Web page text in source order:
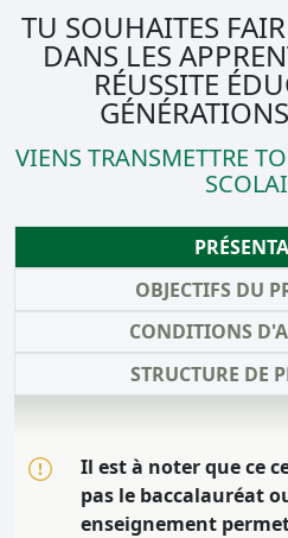
TU SOUHAITES
DANS LES
RÉUSSITE
VIENS TRANSMETTRE
OBJECTIFS DU
CONDITIONS
STRUCTURE DE
Il est à noter que ce
pas le baccalauréat
enseignement